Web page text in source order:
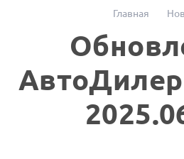
Главная